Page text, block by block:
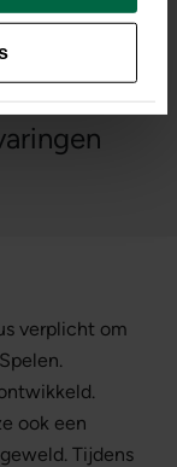
verplicht om
ook een
Tijdens